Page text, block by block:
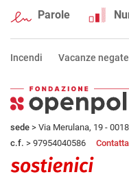
Parole
Incendi Vacanze negate
sede > Via Merulana, 19 -
c.f. > 97954040586